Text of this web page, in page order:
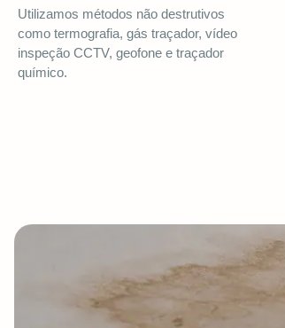
Utilizamos métodos não destrutivos
como termografia, gás traçador, vídeo
inspeção CCTV, geofone e traçador
químico.